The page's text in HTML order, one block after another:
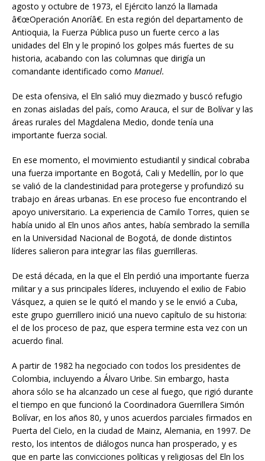
agosto y octubre de 1973, el Ejército lanzó la llamada
â€œOperación Anoríâ€. En esta región del departamento de
Antioquia, la Fuerza Pública puso un fuerte cerco a las
unidades del Eln y le propinó los golpes más fuertes de su
historia, acabando con las columnas que dirigía un
comandante identificado como Manuel.
De esta ofensiva, el Eln salió muy diezmado y buscó refugio
en zonas aisladas del país, como Arauca, el sur de Bolívar y las
áreas rurales del Magdalena Medio, donde tenía una
importante fuerza social.
En ese momento, el movimiento estudiantil y sindical cobraba
una fuerza importante en Bogotá, Cali y Medellín, por lo que
se valió de la clandestinidad para protegerse y profundizó su
trabajo en áreas urbanas. En ese proceso fue encontrando el
apoyo universitario. La experiencia de Camilo Torres, quien se
había unido al Eln unos años antes, había sembrado la semilla
en la Universidad Nacional de Bogotá, de donde distintos
líderes salieron para integrar las filas guerrilleras.
De está década, en la que el Eln perdió una importante fuerza
militar y a sus principales líderes, incluyendo el exilio de Fabio
Vásquez, a quien se le quitó el mando y se le envió a Cuba,
este grupo guerrillero inició una nuevo capítulo de su historia:
el de los proceso de paz, que espera termine esta vez con un
acuerdo final.
A partir de 1982 ha negociado con todos los presidentes de
Colombia, incluyendo a Álvaro Uribe. Sin embargo, hasta
ahora sólo se ha alcanzado un cese al fuego, que rigió durante
el tiempo en que funcionó la Coordinadora Guerrillera Simón
Bolívar, en los años 80, y unos acuerdos parciales firmados en
Puerta del Cielo, en la ciudad de Mainz, Alemania, en 1997. De
resto, los intentos de diálogos nunca han prosperado, y es
que en parte las convicciones políticas y religiosas del Eln los